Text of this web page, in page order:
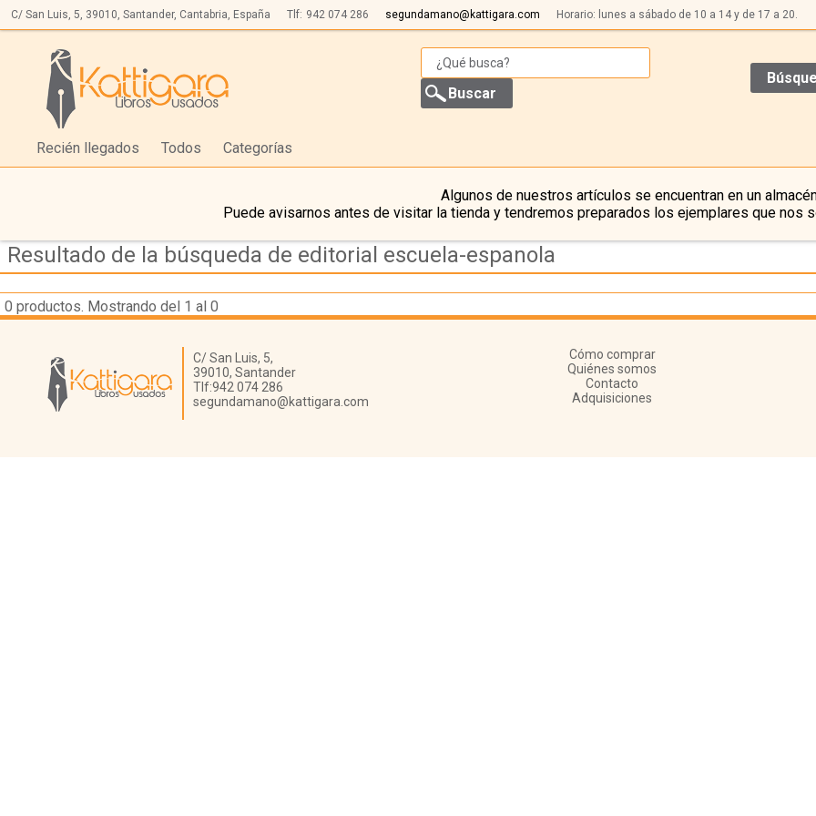
C/ San Luis, 5, 39010, Santander, Cantabria, España Tlf: 942 074 286 segundamano@kattigara.com Horario: lunes a sábado de 10 a 14 y de 17 a 20.
Recién llegados Todos Categorías
Algunos de nuestros artículos se encuentran en un
Puede avisarnos antes de visitar la tienda y tendremos preparados los ejemplares que nos
Resultado de la búsqueda de editorial escuela-espanola
0 productos. Mostrando del 1 al 0
Librería Kattigara
C/ San Luis, 5,
39010, Santander
Tlf:942 074 286
segundamano@kattigara.com
Cómo comprar
Quiénes somos
Contacto
Adquisiciones